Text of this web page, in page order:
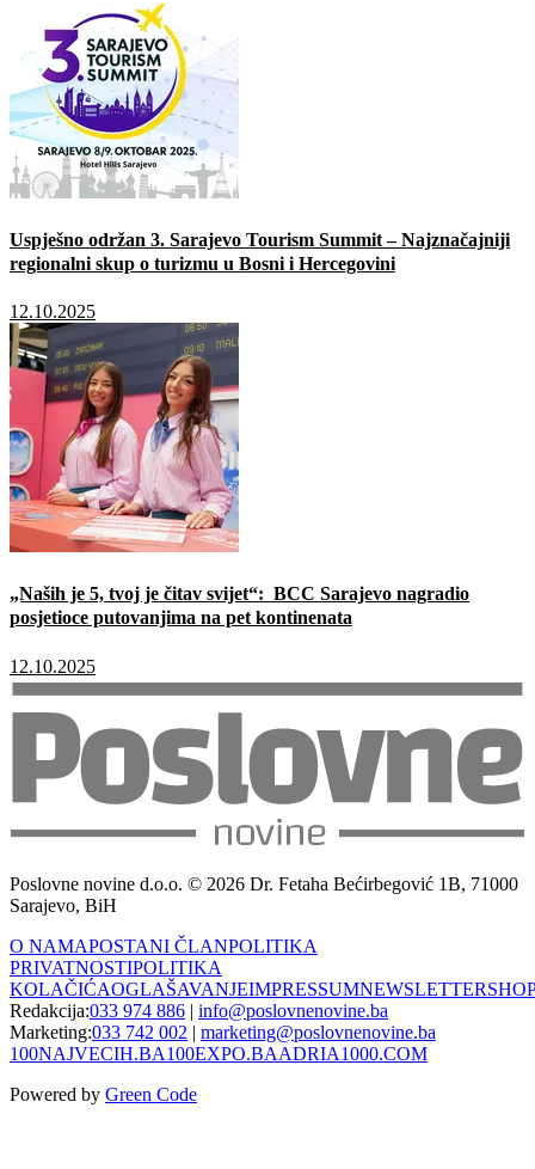
Uspješno održan 3. Sarajevo Tourism Summit – Najznačajniji
regionalni skup o turizmu u Bosni i Hercegovini
12.10.2025
„Naših je 5, tvoj je čitav svijet“: BCC Sarajevo nagradio
posjetioce putovanjima na pet kontinenata
12.10.2025
Poslovne novine d.o.o. © 2026 Dr. Fetaha Bećirbegović 1B, 71000
Sarajevo, BiH
O NAMAPOSTANI ČLANPOLITIKA
PRIVATNOSTIPOLITIKA
KOLAČIĆAOGLAŠAVANJEIMPRESSUMNEWSLETTER
Redakcija:033 974 886 | info@poslovnenovine.ba
Marketing:033 742 002 | marketing@poslovnenovine.ba
100NAJVECIH.BA100EXPO.BAADRIA1000.COM
Powered by Green Code